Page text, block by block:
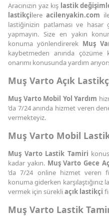
Aracınızın yaz kış lastik
lastikçilere acilenyakin.com
lastiğinizin patlaması ve hasar
yapmayın. Size en yakın
konuma yönlendirerek Muş
kaybetmeden anında çözüme
onarımı konusunda yardım
Muş Varto Açık
Muş Varto Mobil Yol Yardım
’da 7/24 anında hizmet veren
vermekteyiz.
Muş Varto Mobil
Muş Varto Lastik Tamiri
kadar yakın. Muş Varto Gece
’da 7/24 online hizmet veren
konuma giderken karşılaştığınız
vermek için sürekliaçık lastikçi
Muş Varto Lastik